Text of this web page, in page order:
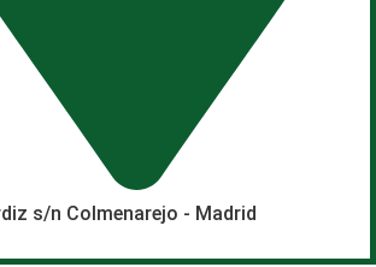
s/n Colmenarejo - Madrid